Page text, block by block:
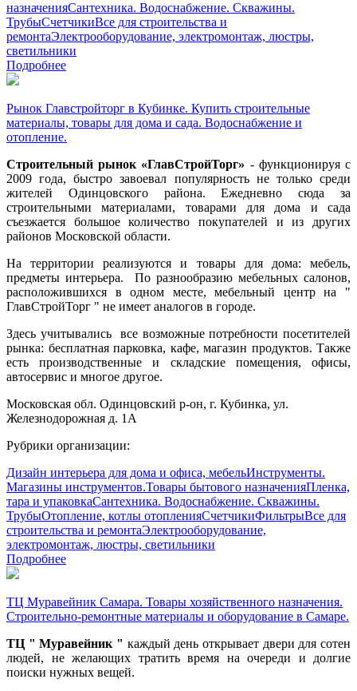
назначенияСантехника. Водоснабжение. Скважины.
ТрубыСчетчикиВсе для строительства и
ремонтаЭлектрооборудование, электромонтаж, люстры,
светильники
Подробнее
Рынок Главстройторг в Кубинке. Купить строительные
материалы, товары для дома и сада. Водоснабжение и
отопление.
Строительный рынок «ГлавСтройТорг» - функционируя с
2009 года, быстро завоевал популярность не только среди
жителей Одинцовского района. Ежедневно сюда за
строительными материалами, товарами для дома и сада
съезжается большое количество покупателей и из других
районов Московской области.
На территории реализуются и товары для дома: мебель,
предметы интерьера. По разнообразию мебельных салонов,
расположившихся в одном месте, мебельный центр на "
ГлавСтройТорг " не имеет аналогов в городе.
Здесь учитывались все возможные потребности посетителей
рынка: бесплатная парковка, кафе, магазин продуктов. Также
есть производственные и складские помещения, офисы,
автосервис и многое другое.
Московская обл. Одинцовский р-он, г. Кубинка, ул.
Железнодорожная д. 1А
Рубрики организации:
Дизайн интерьера для дома и офиса, мебельИнструменты.
Магазины инструментов.Товары бытового назначенияПленка,
тара и упаковкаСантехника. Водоснабжение. Скважины.
ТрубыОтопление, котлы отопленияСчетчикиФильтрыВсе для
строительства и ремонтаЭлектрооборудование,
электромонтаж, люстры, светильники
Подробнее
ТЦ Муравейник Самара. Товары хозяйственного назначения.
Строительно-ремонтные материалы и оборудование в Самаре.
ТЦ " Муравейник " каждый день открывает двери для сотен
людей, не желающих тратить время на очереди и долгие
поиски нужных вещей.